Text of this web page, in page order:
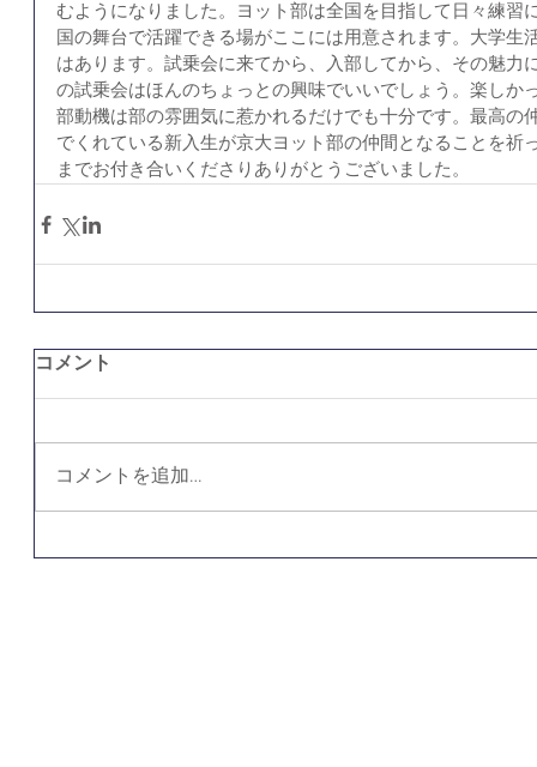
むようになりました。ヨット部は全国を目指して日々練習
国の舞台で活躍できる場がここには用意されます。大学生
はあります。試乗会に来てから、入部してから、その魅力
の試乗会はほんのちょっとの興味でいいでしょう。楽しか
部動機は部の雰囲気に惹かれるだけでも十分です。最高の
でくれている新入生が京大ヨット部の仲間となることを祈
までお付き合いくださりありがとうございました。
コメント
コメントを追加…